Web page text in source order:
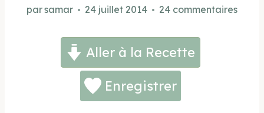
parsamar 24 juillet 2014 24 commentaires
Aller à la Recette
Enregistrer